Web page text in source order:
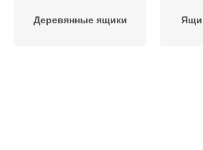
Деревянные ящики